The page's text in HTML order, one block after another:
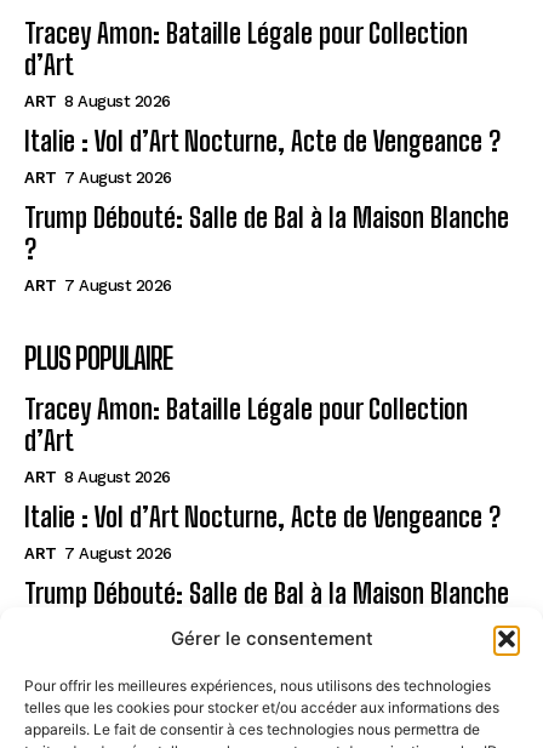
Gérer le consentement
Pour offrir les meilleures expériences, nous utilisons des technologies
telles que les cookies pour stocker et/ou accéder aux informations des
appareils. Le fait de consentir à ces technologies nous permettra de
Tracey Amon: Bataille Légale pour Collection
d’Art
ART 8 August 2026
Italie : Vol d’Art Nocturne, Acte de Vengeance ?
ART 7 August 2026
Trump Débouté: Salle de Bal à la Maison Blanche
?
ART 7 August 2026
PLUS POPULAIRE
Tracey Amon: Bataille Légale pour Collection
d’Art
ART 8 August 2026
Italie : Vol d’Art Nocturne, Acte de Vengeance ?
ART 7 August 2026
Trump Débouté: Salle de Bal à la Maison Blanche
Page